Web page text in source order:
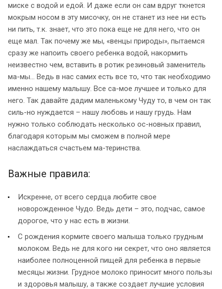
миске с водой и едой. И даже если он сам вдруг ткнется
мокрым носом в эту мисочку, он не станет из нее ни есть
ни пить, т.к. знает, что это пока еще не для него, что он
еще мал. Так почему же мы, «венцы природы», пытаемся
сразу же напоить своего ребенка водой, накормить
неизвестно чем, вставить в ротик резиновый заменитель
ма-мы… Ведь в нас самих есть все то, что так необходимо
именно нашему малышу. Все са-мое лучшее и только для
него. Так давайте дадим маленькому Чуду то, в чем он так
силь-но нуждается – нашу любовь и нашу грудь. Нам
нужно только соблюдать несколько ос-новных правил,
благодаря которым мы сможем в полной мере
наслаждаться счастьем ма-теринства.
Важные правила:
Искренне, от всего сердца любите свое
новорожденное Чудо. Ведь дети – это, подчас, самое
дорогое, что у нас есть в жизни.
С рождения кормите своего малыша только грудным
молоком. Ведь не для кого ни секрет, что оно является
наиболее полноценной пищей для ребенка в первые
месяцы жизни. Грудное молоко приносит много пользы
и здоровья малышу, а также создает лучшие условия